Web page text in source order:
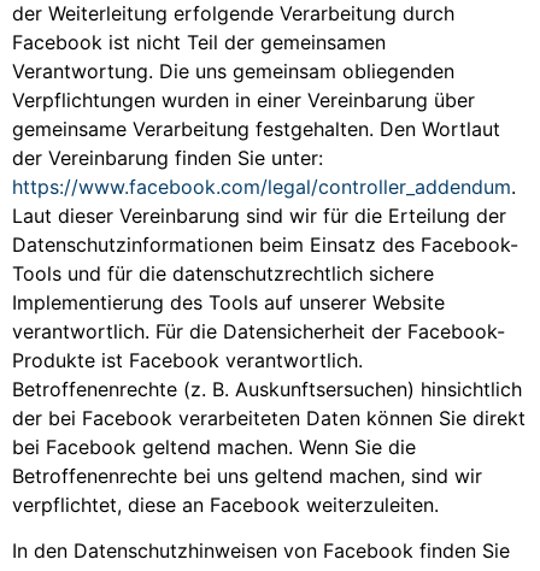
der Weiterleitung erfolgende Verarbeitung durch
Facebook ist nicht Teil der gemeinsamen
Verantwortung. Die uns gemeinsam obliegenden
Verpflichtungen wurden in einer Vereinbarung über
gemeinsame Verarbeitung festgehalten. Den Wortlaut
der Vereinbarung finden Sie unter:
https://www.facebook.com/legal/controller_addendum.
Laut dieser Vereinbarung sind wir für die Erteilung der
Datenschutzinformationen beim Einsatz des Facebook-
Tools und für die datenschutzrechtlich sichere
Implementierung des Tools auf unserer Website
verantwortlich. Für die Datensicherheit der Facebook-
Produkte ist Facebook verantwortlich.
Betroffenenrechte (z. B. Auskunftsersuchen) hinsichtlich
der bei Facebook verarbeiteten Daten können Sie direkt
bei Facebook geltend machen. Wenn Sie die
Betroffenenrechte bei uns geltend machen, sind wir
verpflichtet, diese an Facebook weiterzuleiten.
In den Datenschutzhinweisen von Facebook finden Sie